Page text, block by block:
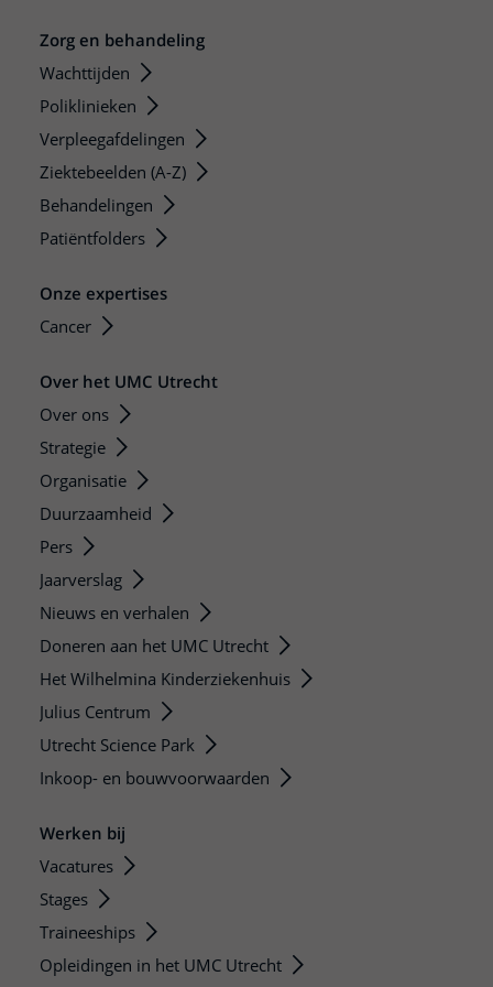
Zorg en behandeling
Wachttijden
Poliklinieken
Verpleegafdelingen
Ziektebeelden (A-Z)
Behandelingen
Patiëntfolders
Onze expertises
Cancer
Over het UMC Utrecht
Over ons
Strategie
Organisatie
Duurzaamheid
Pers
Jaarverslag
Nieuws en verhalen
Doneren aan het UMC Utrecht
Het Wilhelmina Kinderziekenhuis
Julius Centrum
Utrecht Science Park
Inkoop- en bouwvoorwaarden
Werken bij
Vacatures
Stages
Traineeships
Opleidingen in het UMC Utrecht